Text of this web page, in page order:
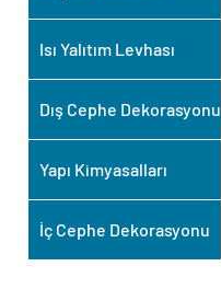
Isı Yalıtım Levhası
Dış Cephe Dekorasyonu
Yapı Kimyasalları
İç Cephe Dekorasyonu